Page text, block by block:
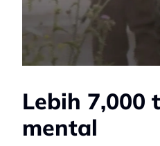
Lebih 7,000
mental